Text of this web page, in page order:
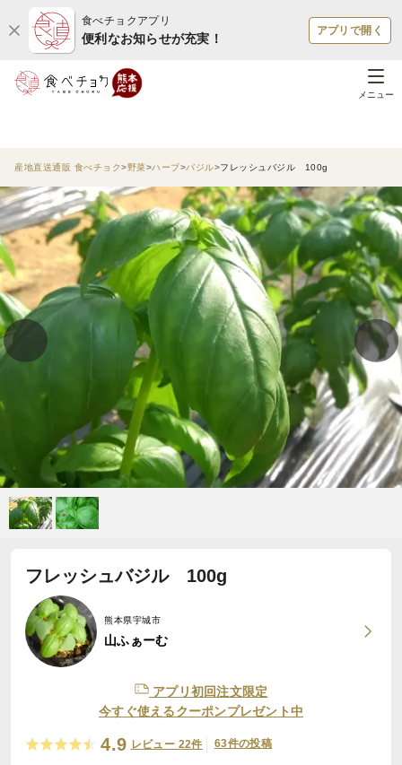
食べチョクアプリ
便利なお知らせが充実！
アプリで開く
メニュー
産地直送通販 食べチョク 野菜 ハーブ バジル フレッシュバジル 100g
フレッシュバジル 100g
熊本県宇城市
山ふぁーむ
アプリ初回注文限定
今すぐ使えるクーポンプレゼント中
4.9 レビュー 22件 63件の投稿